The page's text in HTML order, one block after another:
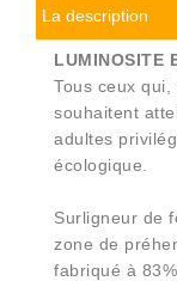
La description
LUMINOSITE
Tous ceux
souhaitent
adultes
écologique.
Surligneur de
zone de
fabriqué à